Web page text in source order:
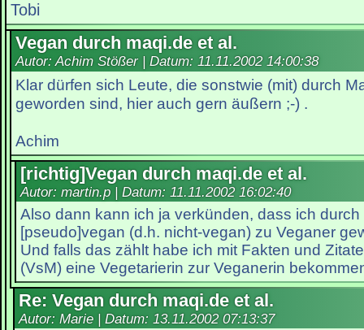
Tobi
Vegan durch maqi.de et al.
Autor: Achim Stößer | Datum: 11.11.2002 14:00:38
Klar dürfen sich Leute, die sonstwie (mit) durch
geworden sind, hier auch gern äußern ;-) .
Achim
[richtig]Vegan durch maqi.de et al.
Autor: martin.p | Datum: 11.11.2002 16:02:40
Also dann kann ich ja verkünden, dass ich durch
[pseudo]vegan (d.h. nicht-vegan) zu Veganer
Und falls das zählt habe ich mit Fakten und
(VsM) eine Vegetarierin zur Veganerin
Re: Vegan durch maqi.de et al.
Autor: Marie | Datum: 13.11.2002 07:13:37